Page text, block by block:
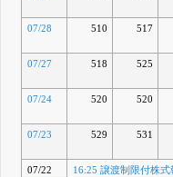
07/28 510 517
07/27 518 525
07/24 520 520
07/23 529 531
07/22
16:25 譲渡制限付株